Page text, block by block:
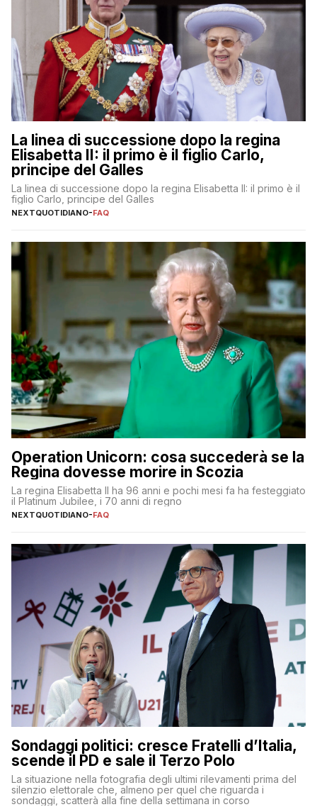
La linea di successione dopo la regina
Elisabetta II: il primo è il figlio Carlo,
principe del Galles
La linea di successione dopo la regina Elisabetta II: il primo è il
figlio Carlo, principe del Galles
NEXTQUOTIDIANO-FAQ
Operation Unicorn: cosa succederà se la
Regina dovesse morire in Scozia
La regina Elisabetta II ha 96 anni e pochi mesi fa ha festeggiato
il Platinum Jubilee, i 70 anni di regno
NEXTQUOTIDIANO-FAQ
Sondaggi politici: cresce Fratelli d’Italia,
scende il PD e sale il Terzo Polo
La situazione nella fotografia degli ultimi rilevamenti prima del
silenzio elettorale che, almeno per quel che riguarda i
sondaggi, scatterà alla fine della settimana in corso